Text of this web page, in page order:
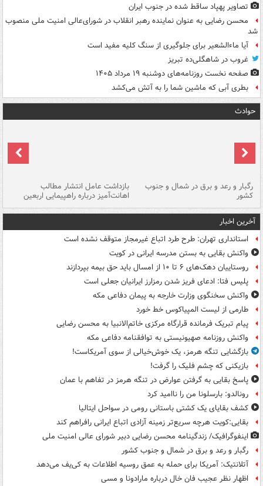
تصاویر پهپاد ساقط شده در جنوب ایران
محسن رضایی به عنوان نماینده رهبر انقلاب در شورای‌عالی امنیت ملی منصوب
شد
آیا ماءالشعیر برای جلوگیری از سنگ کلیه مفید است
غروب در شاهگلی‌ده تبریز
صفحه نخست روزنامه‌های دوشنبه ۱۹ مرداد ۱۴۰۵
بطری آبی که ماشین شما را به آتش می‌کشد
حوادث
رگبار و رعد و برق در شمال و جنوب
کشور
بازداشت عامل انتشار مطالب
اهانت‌آمیز درباره راهپیمایی اربعین
آخرین اخبار
استانداری تهران: طرح طرد اتباع غیرمجاز متوقف نشده است
واکنش بقایی به بستن مدرسه ایرانی در کویت
روستاییان دهک‌های ۶ تا ۱۰ از امسال باید حق بیمه بپردازند
پلیس فتا: ادعای فریز شدن رمزارز ایرانیان جعلی است
واکنش سخنگوی وزارت خارجه به پیمان دفاعی مکه
طارمی از لیست المپیاکوس خط خورد
پیام تبریک فرمانده قرارگاه مرکزی خاتم‌الانبیا به محسن رضایی
واکنش روزنامه صهیونیستی به توافقنامه دفاعی مکه
بازگشایی تنگه هرمز، یک خوش‌خیالی از سوی آمریکاست!
بازیکنی که چشم فلیک را گرفت!
پاسخ بقایی به گرفتن عوارض در تنگه هرمز در تفاهم با عمان
رونالدو: بارسلونا من را ناامید کرد
کشف بقایای یک کشتی باستانی رومی در سواحل ایتالیا
بقایی:کویت هرچه سریع‌تر زمینه آزادی اتباع ایرانی رافراهم کند
اینفوگرافیک/ زندگینامه محسن رضایی دبیر شورای عالی امنیت‌ ملی
رگبار و رعد و برق در شمال و جنوب کشور
آتلانتیک: آمریکا برای حمله به عمق روسیه اطلاعات به کی‌یف می‌دهد
اظهار نظر عجیب فان خال درباره مارادونا و مسی